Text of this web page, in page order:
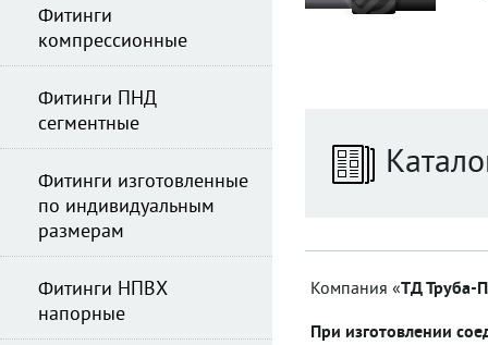
Компания «ТД Труба-
При изготовлении
Фитинги
компрессионные
Фитинги ПНД
сегментные
Фитинги изготовленные
по индивидуальным
размерам
Фитинги НПВХ
напорные